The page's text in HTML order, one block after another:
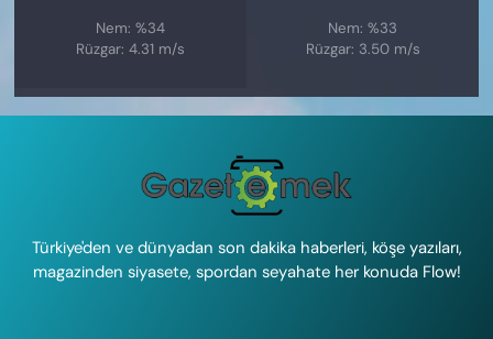
Nem: %34
Rüzgar: 4.31 m/s
Nem: %33
Rüzgar: 3.50 m/s
Türkiye'den ve dünyadan son dakika haberleri, köşe yazıları,
magazinden siyasete, spordan seyahate her konuda Flow!